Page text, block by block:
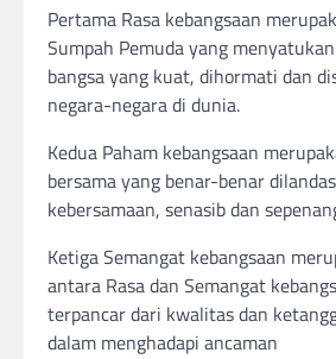
Pertama Rasa kebangsaan
Sumpah Pemuda yang
bangsa yang kuat, dihormati dan
negara-negara di dunia.
Kedua Paham kebangsaan
bersama yang benar-benar
kebersamaan, senasib dan
Ketiga Semangat kebangsaan
antara Rasa dan Semangat
terpancar dari kwalitas dan
dalam menghadapi ancaman